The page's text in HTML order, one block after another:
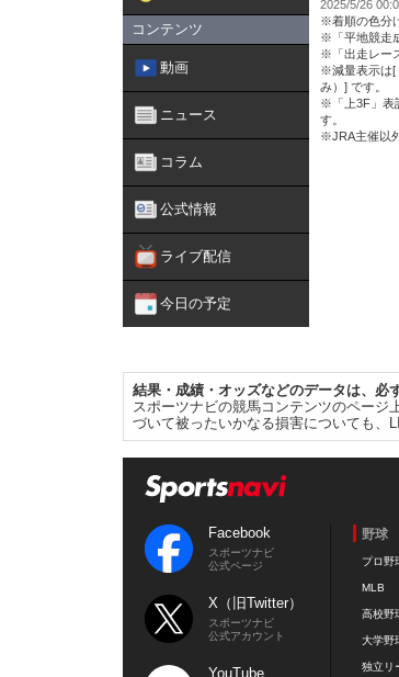
コンテンツ
動画
ニュース
コラム
公式情報
ライブ配信
今日の予定
2025/5/26
※着順の色分
※「平地競走
※「出走レー
※減量表示は[
み）] です。
※「上3F」表
す。
※JRA主催以
結果・成績・オッズなどのデータは、必
スポーツナビの競馬コンテンツのページ
づいて被ったいかなる損害についても、
Facebook
スポーツナビ
公式ページ
X（旧Twitter）
スポーツナビ
公式アカウント
YouTube
野球
プロ野
MLB
高校野
大学野
独立リ